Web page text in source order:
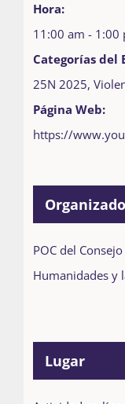
Hora:
11:00 am - 1:00
Categorías del
25N 2025,
Página Web:
https://
POC del
Humanidades y
Lugar